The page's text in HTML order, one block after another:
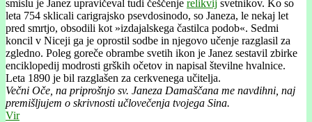
smislu je Janez upravičeval tudi češčenje relikvij svetnikov. Ko so
leta 754 sklicali carigrajsko psevdosinodo, so Janeza, le nekaj let
pred smrtjo, obsodili kot »izdajalskega častilca podob«. Sedmi
koncil v Niceji ga je oprostil sodbe in njegovo učenje razglasil za
zgledno. Poleg goreče obrambe svetih ikon je Janez sestavil zbirke
enciklopedij modrosti grških očetov in napisal številne hvalnice.
Leta 1890 je bil razglašen za cerkvenega učitelja.
Večni Oče, na priprošnjo sv. Janeza Damaščana me navdihni, naj
premišljujem o skrivnosti učlovečenja tvojega Sina.
Vir